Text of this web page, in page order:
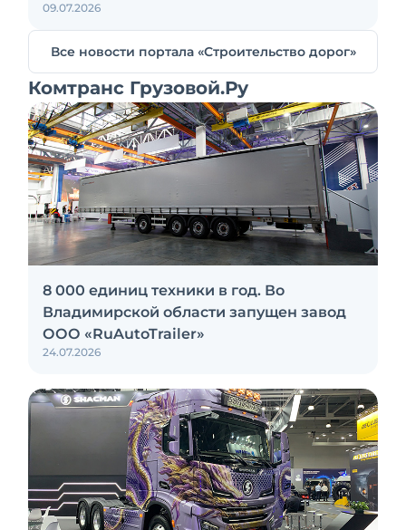
09.07.2026
Все новости портала «Строительство дорог»
Комтранс Грузовой.Ру
8 000 единиц техники в год. Во
Владимирской области запущен завод
ООО «RuAutoTrailer»
24.07.2026